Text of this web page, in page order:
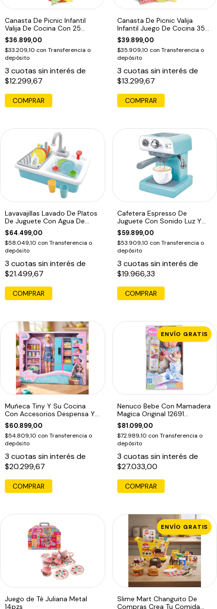
Canasta De Picnic Infantil
Valija De Cocina Con 25
Piezas
$36.899,00
$33.209,10 con Transferencia o
depósito
3 cuotas sin interés de
$12.299,67
Canasta De Picnic Valija
Infantil Juego De Cocina 35
Piezas
$39.899,00
$35.909,10 con Transferencia o
depósito
3 cuotas sin interés de
$13.299,67
Lavavajillas Lavado De Platos
De Juguete Con Agua De
Verdad
$64.499,00
$58.049,10 con Transferencia o
depósito
3 cuotas sin interés de
$21.499,67
Cafetera Espresso De
Juguete Con Sonido Luz Y
Vapor
$59.899,00
$53.909,10 con Transferencia o
depósito
3 cuotas sin interés de
$19.966,33
COMPRAR
Muñeca Tiny Y Su Cocina
Con Accesorios Despensa Y
Heladera
$60.899,00
$54.809,10 con Transferencia o
depósito
3 cuotas sin interés de
$20.299,67
ENVÍO GRATIS
Nenuco Bebe Con Mamadera
Magica Original 12691
Educando
$81.099,00
$72.989,10 con Transferencia o
depósito
3 cuotas sin interés de
$27.033,00
Juego de Té Juliana Metal
14pzs
ENVÍO GRATIS
Slime Mart Changuito De
Compras Crea Tu Comida